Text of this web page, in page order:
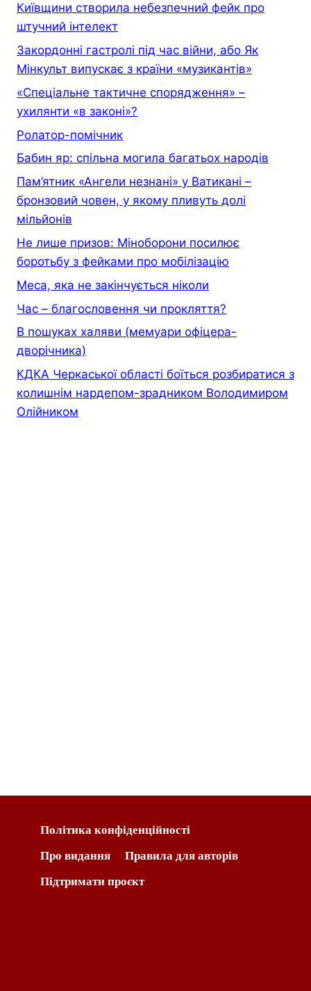
Київщини створила небезпечний фейк про
штучний інтелект
Закордонні гастролі під час війни, або Як
Мінкульт випускає з країни «музикантів»
«Спеціальне тактичне спорядження» –
ухилянти «в законі»?
Ролатор-помічник
Бабин яр: спільна могила багатьох народів
Пам’ятник «Ангели незнані» у Ватикані –
бронзовий човен, у якому пливуть долі
мільйонів
Не лише призов: Міноборони посилює
боротьбу з фейками про мобілізацію
Меса, яка не закінчується ніколи
Час – благословення чи прокляття?
В пошуках халяви (мемуари офiцера-
дворiчника)
КДКА Черкаської області боїться розбиратися з
колишнім нардепом-зрадником Володимиром
Олійником
Політика конфіденційності
Про видання
Правила для авторів
Підтримати проєкт